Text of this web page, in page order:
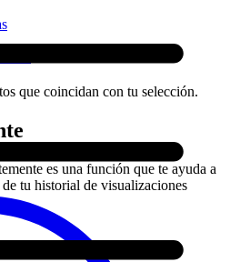
que coincidan con tu selección.
es una función que te ayuda a
tu historial de visualizaciones